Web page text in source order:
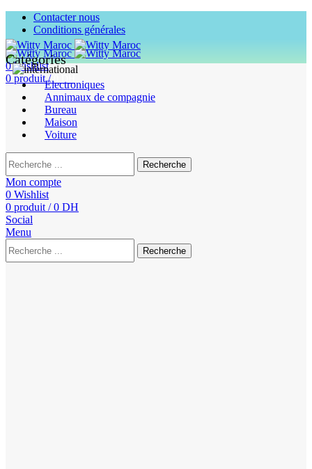
Contacter nous
Conditions générales
0Wishlist
0produit / DH
Catégories
Electroniques
Annimaux de compagnie
Bureau
Maison
Voiture
Recherche
Mon compte
0 Wishlist
0 produit / 0 DH
Social
Menu
Recherche